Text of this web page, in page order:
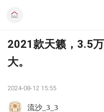
2021款天籁，3.5
大。
2024-08-12 15:55
流沙_3_3